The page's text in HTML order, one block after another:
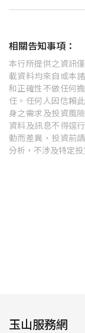
相關告知事項：
本行所提供之資訊
載資料均來自或本
和正確性不做任何
任。任何人因信賴
身之需求及投資風
資料及訊息不得逕
動而差異，投資前
分析，不涉及特定投
玉山服務網